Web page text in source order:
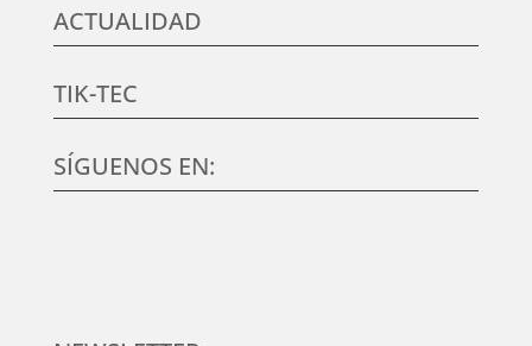
ACTUALIDAD
TIK-TEC
SÍGUENOS EN: